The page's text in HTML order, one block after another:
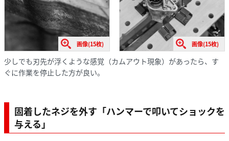
画像(15枚) 画像(15枚)
少しでも刃先が浮くような感覚（カムアウト現象）があったら、す
ぐに作業を停止した方が良い。
固着したネジを外す「ハンマーで叩いてショックを
与える」